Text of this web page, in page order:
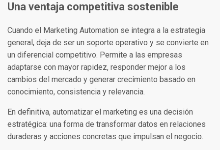
Una ventaja competitiva sostenible
Cuando el Marketing Automation se integra a la estrategia
general, deja de ser un soporte operativo y se convierte en
un diferencial competitivo. Permite a las empresas
adaptarse con mayor rapidez, responder mejor a los
cambios del mercado y generar crecimiento basado en
conocimiento, consistencia y relevancia.
En definitiva, automatizar el marketing es una decisión
estratégica: una forma de transformar datos en relaciones
duraderas y acciones concretas que impulsan el negocio.